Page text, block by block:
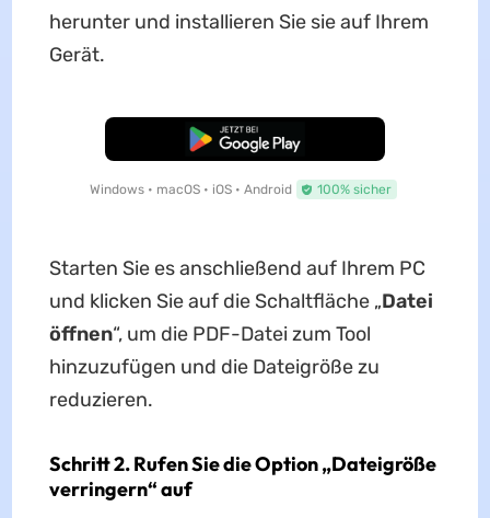
herunter und installieren Sie sie auf Ihrem
Gerät.
Kostenloser Download
Windows • macOS • iOS • Android 100% sicher
Starten Sie es anschließend auf Ihrem PC
und klicken Sie auf die Schaltfläche „Datei
öffnen“, um die PDF-Datei zum Tool
hinzuzufügen und die Dateigröße zu
reduzieren.
Schritt 2. Rufen Sie die Option „Dateigröße
verringern“ auf